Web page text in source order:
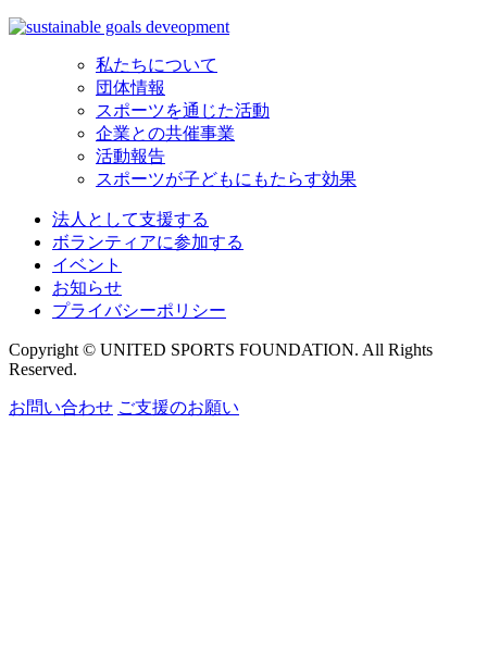
私たちについて
団体情報
スポーツを通じた活動
企業との共催事業
活動報告
スポーツが子どもにもたらす効果
法人として支援する
ボランティアに参加する
イベント
お知らせ
プライバシーポリシー
Copyright © UNITED SPORTS FOUNDATION. All Rights
Reserved.
お問い合わせ ご支援のお願い